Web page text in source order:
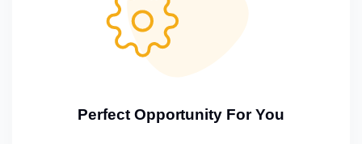
Perfect Opportunity For You